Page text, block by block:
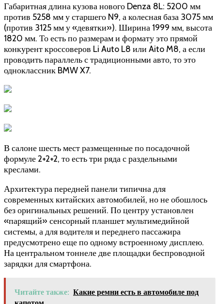
Габаритная длина кузова нового Denza 8L: 5200 мм
против 5258 мм у старшего N9, а колесная база 3075 мм
(против 3125 мм у «девятки»). Ширина 1999 мм, высота
1820 мм. То есть по размерам и формату это прямой
конкурент кроссоверов Li Auto L8 или Aito M8, а если
проводить параллель с традиционными авто, то это
одноклассник BMW X7.
В салоне шесть мест размещенные по посадочной
формуле 2+2+2, то есть три ряда с раздельными
креслами.
Архитектура передней панели типична для
современных китайских автомобилей, но не обошлось
без оригинальных решений. По центру установлен
«парящий» сенсорный планшет мультимедийной
системы, а для водителя и переднего пассажира
предусмотрено еще по одному встроенному дисплею.
На центральном тоннеле две площадки беспроводной
зарядки для смартфона.
Читайте также: Какие ремни есть в автомобиле под